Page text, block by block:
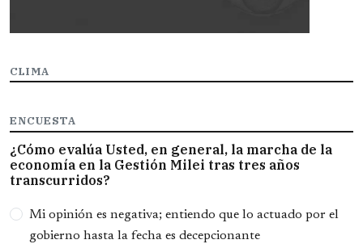
CLIMA
ENCUESTA
¿Cómo evalúa Usted, en general, la marcha de la
economía en la Gestión Milei tras tres años
transcurridos?
Opciones
Mi opinión es negativa; entiendo que lo actuado por el
gobierno hasta la fecha es decepcionante